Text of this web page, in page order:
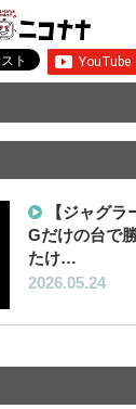
【ジャグ
Gだけの台で
たけ…
2026.05.24